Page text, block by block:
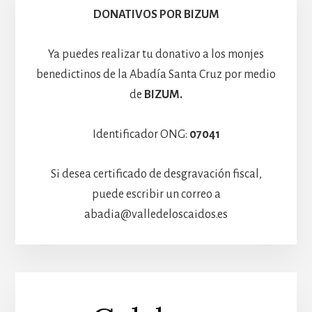
Hospedería
DONATIVOS POR BIZUM
Ya puedes realizar tu donativo a los monjes
benedictinos de la Abadía Santa Cruz por medio
de BIZUM.
Identificador ONG: 07041
Si desea certificado de desgravación fiscal,
puede escribir un correo a
abadia@valledeloscaidos.es